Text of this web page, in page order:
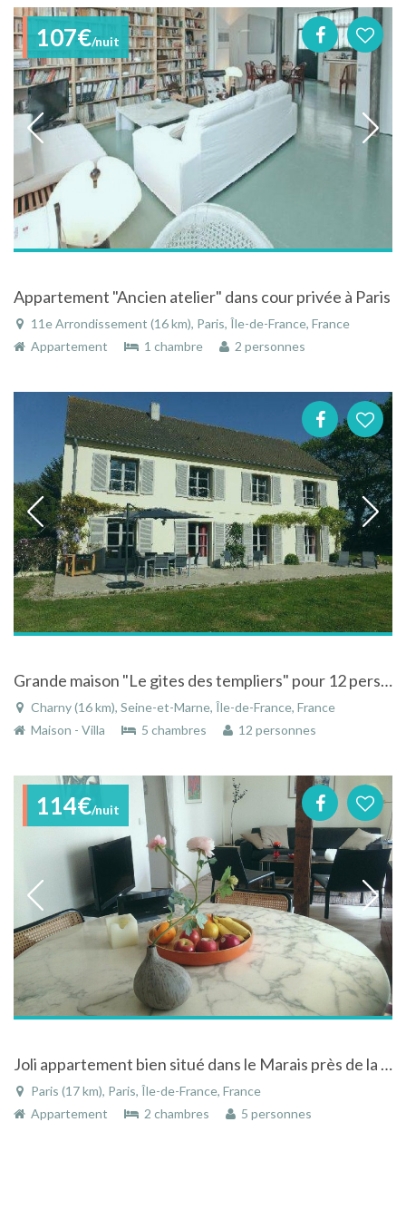
107€/nuit
Appartement "Ancien atelier" dans cour privée à Paris
11e Arrondissement (16 km), Paris, Île-de-France, France
Appartement
1 chambre 2 personnes
Grande maison "Le gites des templiers" pour 12 personnes à 20 minutes de Disneyland Paris
Charny (16 km), Seine-et-Marne, Île-de-France, France
Maison - Villa
5 chambres 12 personnes
114€/nuit
Joli appartement bien situé dans le Marais près de la place des Vosges
Paris (17 km), Paris, Île-de-France, France
Appartement
2 chambres 5 personnes